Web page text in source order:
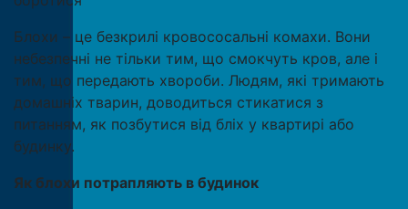
Блохи – це безкрилі кровососальні комахи. Вони
небезпечні не тільки тим, що смокчуть кров, але і
тим, що передають хвороби. Людям, які тримають
домашніх тварин, доводиться стикатися з
питанням, як позбутися від бліх у квартирі або
будинку.
Як блохи потрапляють в будинок